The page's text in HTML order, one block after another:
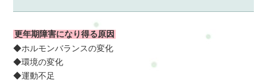
更年期障害になり得る原因
◆ホルモンバランスの変化
◆環境の変化
◆運動不足